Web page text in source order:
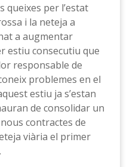
queixes per l’estat
i la neteja a
a augmentar
estiu consecutiu que
responsable de
problemes en el
estiu ja s’estan
de consolidar un
contractes de
viària el primer